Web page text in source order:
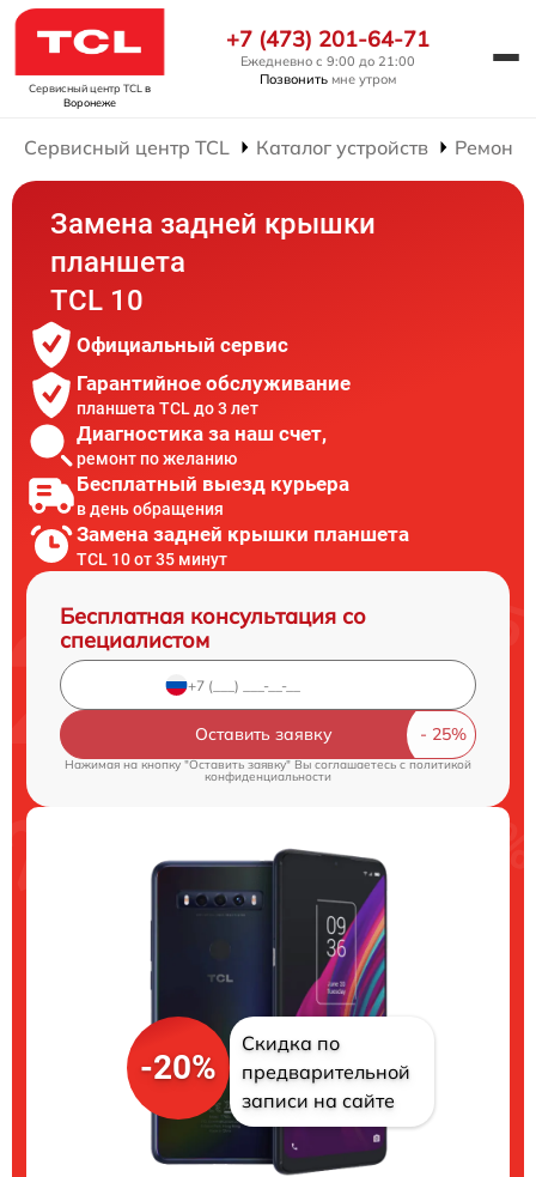
Сервисный центр TCL в
Воронеже
+7 (473) 201-64-71
Ежедневно с 9:00 до 21:00
Позвонить мне утром
Сервисный центр TCL Каталог устройств Ремонт
Замена задней крышки
планшета
TCL 10
Официальный сервис
Гарантийное обслуживание
планшета TCL до 3 лет
Диагностика за наш счет,
ремонт по желанию
Бесплатный выезд курьера
в день обращения
Замена задней крышки планшета
TCL 10 от 35 минут
Бесплатная консультация со
специалистом
Оставить заявку
Нажимая на кнопку "Оставить заявку" Вы соглашаетесь cполитикой
конфиденциальности
-20%
Скидка по
предварительной
записи на сайте